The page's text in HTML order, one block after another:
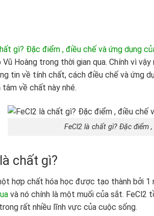
gì? Đặc điểm , điều chế và ứng dụng
Hoàng trong thời gian qua. Chính vì
tin về tính chất, cách điều chế và ứng
tâm về chất này nhé.
FeCl2 là chất gì? Đặc điểm
là chất gì?
hợp chất hóa học được tạo thành bởi
và nó chính là một muối của sắt. FeCl 2
rất nhiều lĩnh vực của cuộc sống.